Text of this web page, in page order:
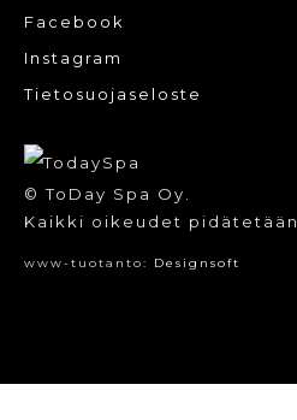
Facebook
Instagram
Tietosuojaseloste
© ToDay Spa Oy.
Kaikki oikeudet pidätetään.
www-tuotanto: Designsoft